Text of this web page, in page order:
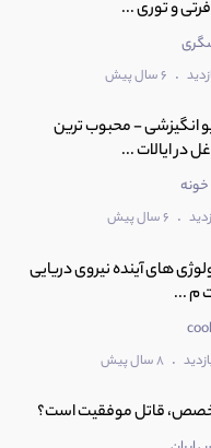
و توری ...
. 6 سال پیش
انگیزشی - محبوب ترین
در ایالات ...
خونه
. 6 سال پیش
های آینده نیروی دریایی
م ...
. 8 سال پیش
قاتل موفقیت است؟